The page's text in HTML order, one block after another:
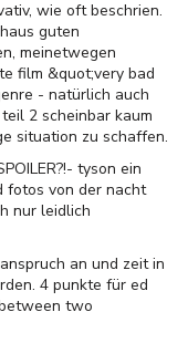
wie oft beschrien.
guten
meinetwegen
film &quot;very bad
- natürlich auch
2 scheinbar kaum
situation zu schaffen.
tyson ein
fotos von der nacht
nur leidlich
an und zeit in
4 punkte für ed
two